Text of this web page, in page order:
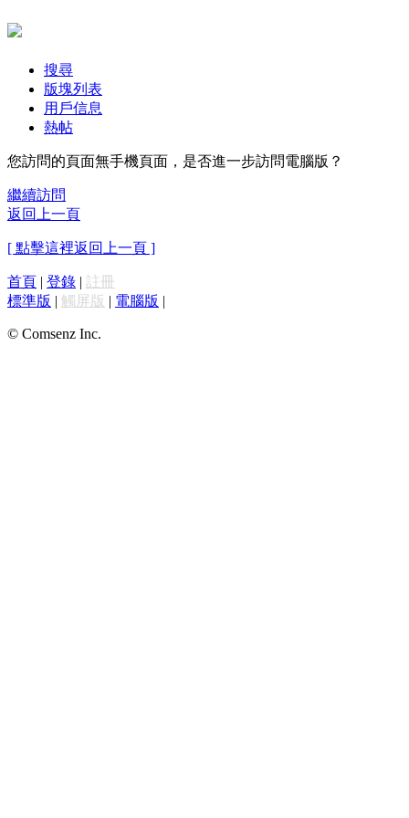
搜尋
版塊列表
用戶信息
熱帖
您訪問的頁面無手機頁面，是否進一步訪問電腦版？
繼續訪問
返回上一頁
[ 點擊這裡返回上一頁 ]
首頁 | 登錄 | 註冊
標準版 | 觸屏版 | 電腦版 |
© Comsenz Inc.